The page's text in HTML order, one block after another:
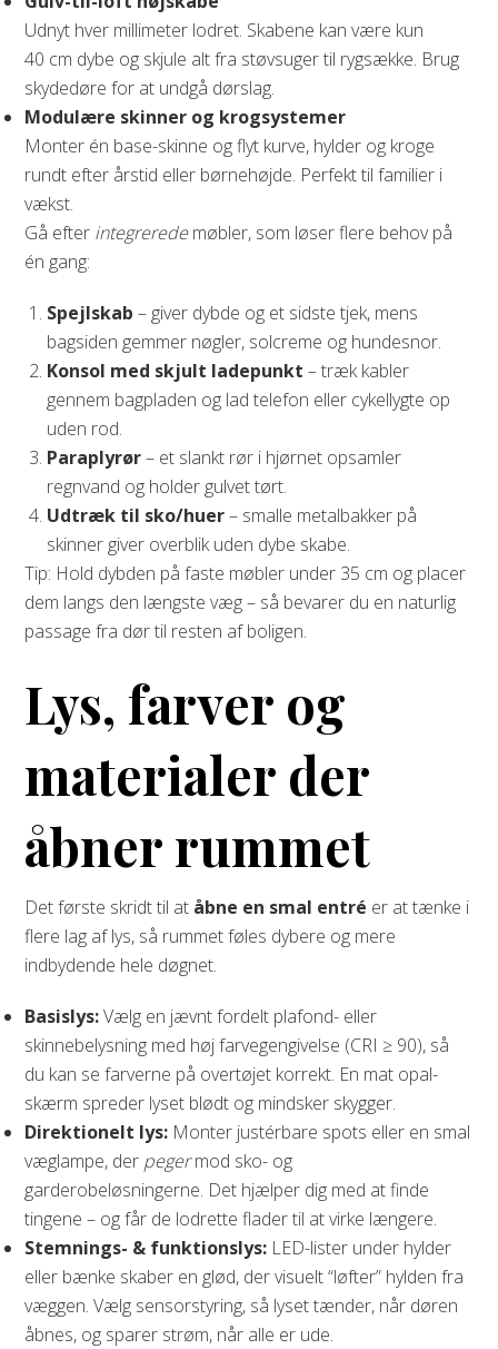
Udnyt hver millimeter lodret. Skabene kan være kun
40 cm dybe og skjule alt fra støvsuger til rygsække. Brug
skydedøre for at undgå dørslag.
Modulære skinner og krogsystemer
Monter én base-skinne og flyt kurve, hylder og kroge
rundt efter årstid eller børnehøjde. Perfekt til familier i
vækst.
Gå efter integreredemøbler, som løser flere behov på
én gang:
Spejlskab – giver dybde og et sidste tjek, mens
bagsiden gemmer nøgler, solcreme og hundesnor.
Konsol med skjult ladepunkt – træk kabler
gennem bagpladen og lad telefon eller cykellygte op
uden rod.
Paraplyrør– et slankt rør i hjørnet opsamler
regnvand og holder gulvet tørt.
Udtræk til sko/huer– smalle metalbakker på
skinner giver overblik uden dybe skabe.
Tip: Hold dybden på faste møbler under 35 cm og placer
dem langs den længste væg – så bevarer du en naturlig
passage fra dør til resten af boligen.
Lys, farver og
materialer der
åbner rummet
Det første skridt til at åbne en smal entré er at tænke i
flere lag af lys, så rummet føles dybere og mere
indbydende hele døgnet.
Basislys:Vælg en jævnt fordelt plafond- eller
skinnebelysning med høj farvegengivelse (CRI ≥ 90), så
du kan se farverne på overtøjet korrekt. En mat opal-
skærm spreder lyset blødt og mindsker skygger.
Direktionelt lys: Monter justérbare spots eller en smal
væglampe, der pegermod sko- og
garderobeløsningerne. Det hjælper dig med at finde
tingene – og får de lodrette flader til at virke længere.
Stemnings- & funktionslys: LED-lister under hylder
eller bænke skaber en glød, der visuelt “løfter” hylden fra
væggen. Vælg sensorstyring, så lyset tænder, når døren
åbnes, og sparer strøm, når alle er ude.